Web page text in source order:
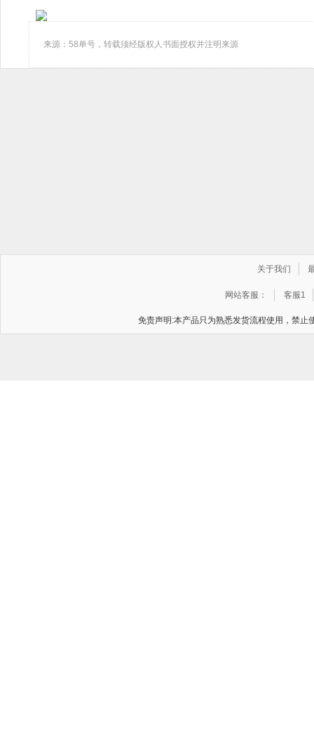
来源：58单号，转载须经版权人书面授权并注明来源
关于我们
网站客服： 客服1
免责声明:本产品只为熟悉发货流程使用，禁